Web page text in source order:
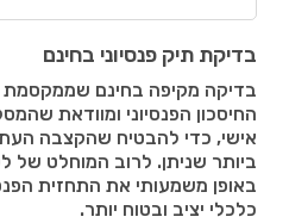
בדיקת תיק פנסיוני בחינם
בדיקה מקיפה בחינם שממקסמת
החיסכון הפנסיוני ומוודאת
אישי, כדי להבטיח שהקצבה
ביותר שניתן. לרוב המוחלט של
באופן משמעותי את התחזית
כלכלי יציב ובטוח יותר.